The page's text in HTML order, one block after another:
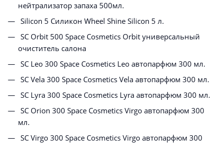
нейтрализатор запаха 500мл.
Silicon 5 Силикон Wheel Shine Silicon 5 л.
SC Orbit 500 Space Cosmetics Orbit универсальный
очиститель салона
SC Leo 300 Space Cosmetics Leo автопарфюм 300 мл.
SC Vela 300 Space Cosmetics Vela автопарфюм 300 мл.
SC Lyra 300 Space Cosmetics Lyra автопарфюм 300 мл.
SC Orion 300 Space Cosmetics Virgo автопарфюм 300
мл.
SC Virgo 300 Space Cosmetics Virgo автопарфюм 300